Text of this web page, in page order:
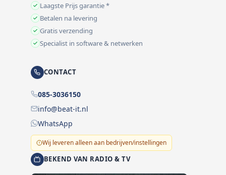
Laagste Prijs garantie *
Betalen na levering
Gratis verzending
Specialist in software & netwerken
CONTACT
085-3036150
info@beat-it.nl
WhatsApp
Wij leveren alleen aan bedrijven/instellingen
BEKEND VAN RADIO & TV